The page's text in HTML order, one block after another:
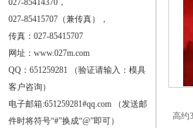
027-85414370，
027-85415707（兼传真），
传真：027-85415707
网址：www.027m.com
QQ：651259281 （验证请输入：模具
客户咨询）
电子邮箱:651259281#qq.com （发送邮
件时将符号“#”换成“@”即可）
高约